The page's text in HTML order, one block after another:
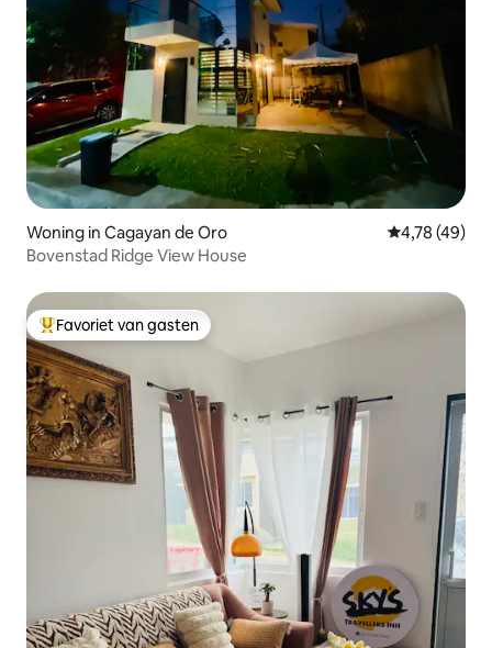
Woning in Cagayan de Oro Gemiddelde
4,78 (49)
Bovenstad Ridge View House
Topfavoriet van gasten
Favoriet van gasten